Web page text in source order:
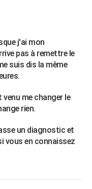
j'ai mon
pas à remettre le
suis dis la même
venu me changer le
rien.
un diagnostic et
vous en connaissez